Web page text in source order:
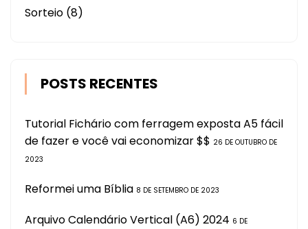
Sorteio (8)
POSTS RECENTES
Tutorial Fichário com ferragem exposta A5 fácil
de fazer e você vai economizar $$ 26 DE OUTUBRO DE
2023
Reformei uma Bíblia 8 DE SETEMBRO DE 2023
Arquivo Calendário Vertical (A6) 2024 6 DE